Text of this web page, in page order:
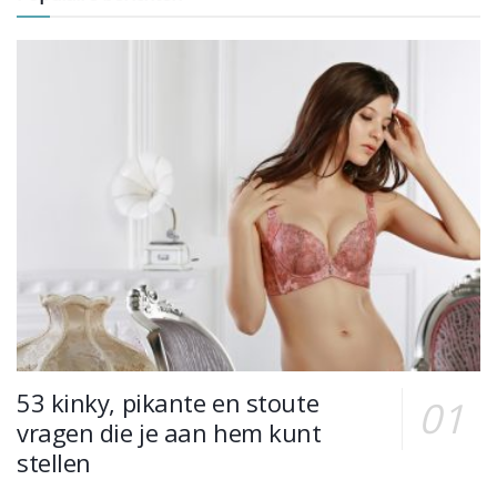
53 kinky, pikante en stoute
vragen die je aan hem kunt
stellen